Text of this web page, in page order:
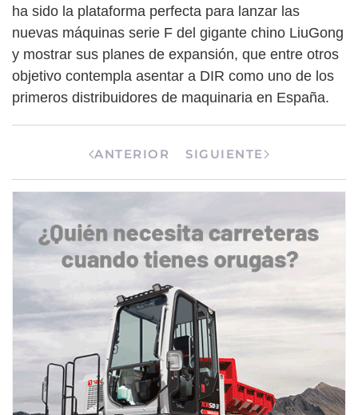
ha sido la plataforma perfecta para lanzar las
nuevas máquinas serie F del gigante chino LiuGong
y mostrar sus planes de expansión, que entre otros
objetivo contempla asentar a DIR como uno de los
primeros distribuidores de maquinaria en España.
ANTERIOR SIGUIENTE